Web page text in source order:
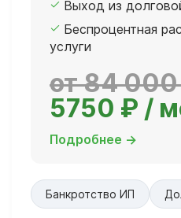
Выход из
Беспроцентная
услуги
от 84
5750 ₽ /
Подробнее →
Банкротство ИП